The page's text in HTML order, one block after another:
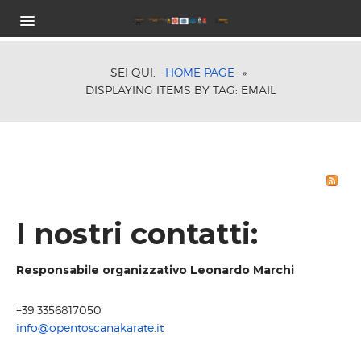
PROGRAMMA GARA
CLASSI E CATEGORIE DI PESO
VIDEO ISTRUZIONI
SPONSOR
LOCATION
EDIZIONI PRECEDENTI
2018 FOLLONICA
SEI QUI: HOME PAGE »
DISPLAYING ITEMS BY TAG: EMAIL
I nostri contatti:
Responsabile organizzativo Leonardo Marchi
+39 3356817050
info@opentoscanakarate.it